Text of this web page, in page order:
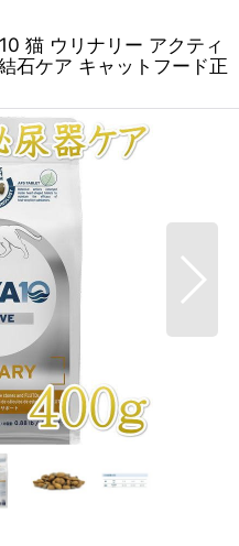
猫 ウリナリー アクティ
石ケア キャットフード正